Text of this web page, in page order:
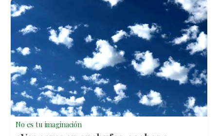
No es tu imaginación